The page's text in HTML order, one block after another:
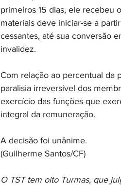
primeiros 15 dias, ele recebeu
materiais deve iniciar-se a
cessantes, até sua conversão
invalidez.
Com relação ao percentual da
paralisia irreversível dos
exercício das funções que
integral da remuneração.
A decisão foi unânime.
(Guilherme Santos/CF)
O TST tem oito Turmas, que